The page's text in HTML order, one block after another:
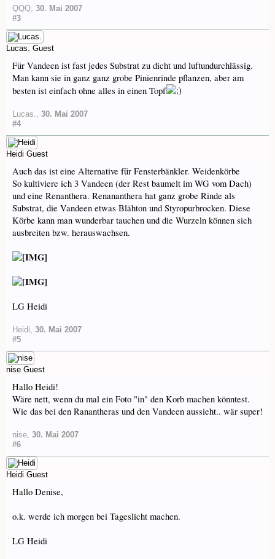
QQQ, 30. Mai 2007
#3
Lucas. Guest
Für Vandeen ist fast jedes Substrat zu dicht und luftundurchlässig.
Man kann sie in ganz ganz grobe Pinienrinde pflanzen, aber am
besten ist einfach ohne alles in einen Topf
Lucas., 30. Mai 2007
#4
Heidi Guest
Auch das ist eine Alternative für Fensterbänkler. Weidenkörbe
So kultiviere ich 3 Vandeen (der Rest baumelt im WG vom Dach)
und eine Renanthera. Renananthera hat ganz grobe Rinde als
Substrat, die Vandeen etwas Blähton und Styropurbrocken. Diese
Körbe kann man wunderbar tauchen und die Wurzeln können sich
ausbreiten bzw. herauswachsen.
LG Heidi
Heidi, 30. Mai 2007
#5
nise Guest
Hallo Heidi!
Wäre nett, wenn du mal ein Foto "in" den Korb machen könntest.
Wie das bei den Ranantheras und den Vandeen aussieht.. wär super!
nise, 30. Mai 2007
#6
Heidi Guest
Hallo Denise,
o.k. werde ich morgen bei Tageslicht machen.
LG Heidi